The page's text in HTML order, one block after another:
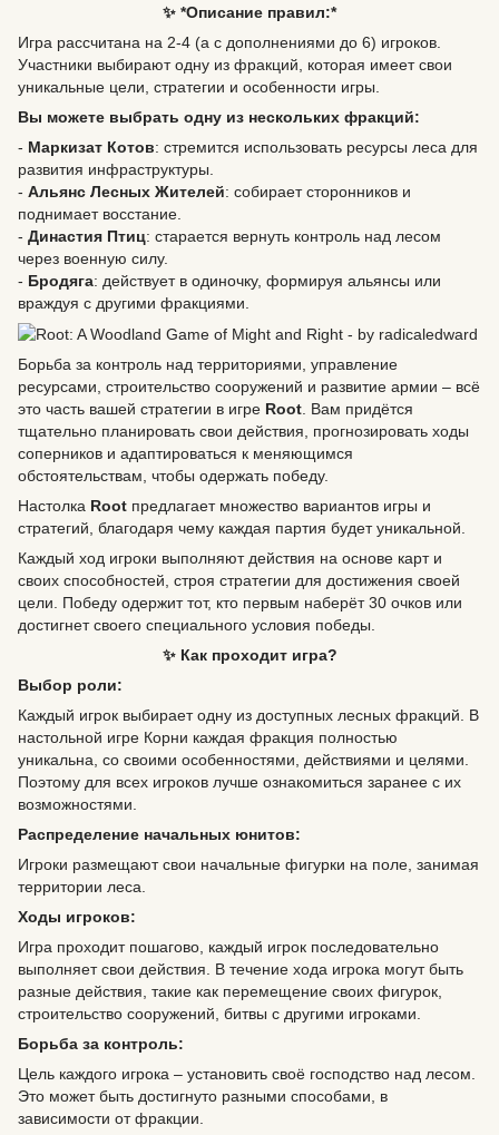
✨ *Описание правил:*
Игра рассчитана на 2-4 (а с дополнениями до 6) игроков.
Участники выбирают одну из фракций, которая имеет свои
уникальные цели, стратегии и особенности игры.
Вы можете выбрать одну из нескольких фракций:
- Маркизат Котов: стремится использовать ресурсы леса для
развития инфраструктуры.
- Альянс Лесных Жителей: собирает сторонников и
поднимает восстание.
- Династия Птиц: старается вернуть контроль над лесом
через военную силу.
- Бродяга: действует в одиночку, формируя альянсы или
враждуя с другими фракциями.
Борьба за контроль над территориями, управление
ресурсами, строительство сооружений и развитие армии – всё
это часть вашей стратегии в игре Root. Вам придётся
тщательно планировать свои действия, прогнозировать ходы
соперников и адаптироваться к меняющимся
обстоятельствам, чтобы одержать победу.
Настолка Root предлагает множество вариантов игры и
стратегий, благодаря чему каждая партия будет уникальной.
Каждый ход игроки выполняют действия на основе карт и
своих способностей, строя стратегии для достижения своей
цели. Победу одержит тот, кто первым наберёт 30 очков или
достигнет своего специального условия победы.
✨ Как проходит игра?
Выбор роли:
Каждый игрок выбирает одну из доступных лесных фракций. В
настольной игре Корни каждая фракция полностью
уникальна, со своими особенностями, действиями и целями.
Поэтому для всех игроков лучше ознакомиться заранее с их
возможностями.
Распределение начальных юнитов:
Игроки размещают свои начальные фигурки на поле, занимая
территории леса.
Ходы игроков:
Игра проходит пошагово, каждый игрок последовательно
выполняет свои действия. В течение хода игрока могут быть
разные действия, такие как перемещение своих фигурок,
строительство сооружений, битвы с другими игроками.
Борьба за контроль:
Цель каждого игрока – установить своё господство над лесом.
Это может быть достигнуто разными способами, в
зависимости от фракции.